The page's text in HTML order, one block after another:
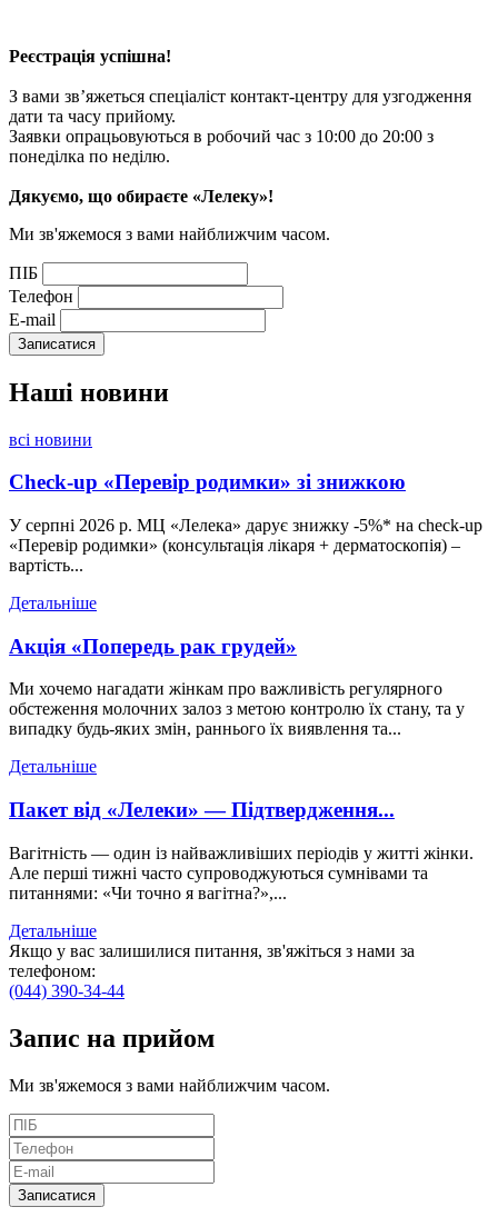
Реєстрація успішна!
З вами зв’яжеться спеціаліст контакт-центру для узгодження
дати та часу прийому.
Заявки опрацьовуються в робочий час з 10:00 до 20:00 з
понеділка по неділю.
Дякуємо, що обираєте «Лелеку»!
Ми зв'яжемося з вами найближчим часом.
ПІБ
Телефон
E-mail
Наші новини
всі новини
Check-up «Перевір родимки» зі знижкою
У серпні 2026 р. МЦ «Лелека» дарує знижку -5%* на check-up
«Перевір родимки» (консультація лікаря + дерматоскопія) –
вартість...
Детальніше
Акція «Попередь рак грудей»
Ми хочемо нагадати жінкам про важливість регулярного
обстеження молочних залоз з метою контролю їх стану, та у
випадку будь-яких змін, раннього їх виявлення та...
Детальніше
Пакет від «Лелеки» — Підтвердження...
Вагітність — один із найважливіших періодів у житті жінки.
Але перші тижні часто супроводжуються сумнівами та
питаннями: «Чи точно я вагітна?»,...
Детальніше
Якщо у вас залишилися питання, зв'яжіться з нами за
телефоном:
(044) 390-34-44
Запис на прийом
Ми зв'яжемося з вами найближчим часом.